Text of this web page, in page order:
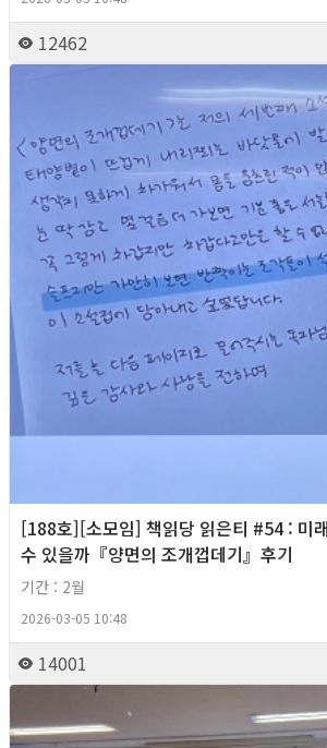
12462
[188호][소모임] 책읽당 읽은티 #54 : 미
수 있을까『양면의 조개껍데기』후기
기간 : 2월
2026-03-05 10:48
14001